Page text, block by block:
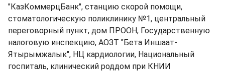
"КазКоммерцБанк", станцию скорой помощи,
стоматологическую поликлинику №1, центральный
переговорный пункт, дом ПРООН, Государственную
налоговую инспекцию, АОЗТ "Бета Иншаат-
Ятырымжалык", НЦ кардиологии, Национальный
госпиталь, клинический роддом при КНИИ